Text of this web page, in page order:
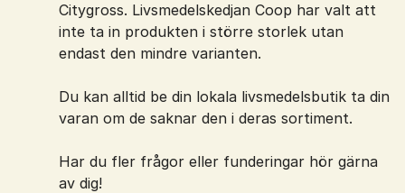
Citygross. Livsmedelskedjan Coop har valt att
inte ta in produkten i större storlek utan
endast den mindre varianten.
Du kan alltid be din lokala livsmedelsbutik ta din
varan om de saknar den i deras sortiment.
Har du fler frågor eller funderingar hör gärna
av dig!